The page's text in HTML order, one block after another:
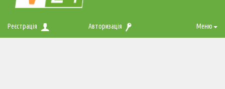
Реєстрація Авторизація Меню